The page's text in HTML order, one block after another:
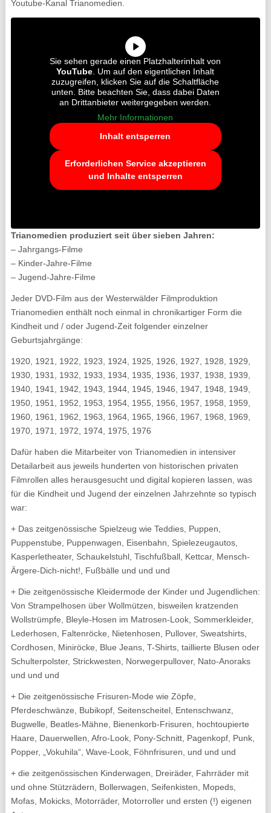
Youtube-Kanal Trianomedien.
Sie sehen gerade einen Platzhalterinhalt von
YouTube. Um auf den eigentlichen Inhalt
zuzugreifen, klicken Sie auf die Schaltfläche
unten. Bitte beachten Sie, dass dabei Daten
an Drittanbieter weitergegeben werden.
Mehr Informationen
Inhalt entsperren
Erforderlichen Service akzeptieren
und Inhalte entsperren
Trianomedien produziert seit über sieben Jahren:
– Jahrgangs-Filme
– Kinder-Jahre-Filme
– Jugend-Jahre-Filme
Jeder DVD-Film aus der Westerwälder Filmproduktion
Trianomedien enthält noch einmal in chronikartiger Form die
Kindheit und / oder Jugend-Zeit folgender einzelner
Geburtsjahrgänge:
1920, 1921, 1922, 1923, 1924, 1925, 1926, 1927, 1928, 1929,
1930, 1931, 1932, 1933, 1934, 1935, 1936, 1937, 1938, 1939,
1940, 1941, 1942, 1943, 1944, 1945, 1946, 1947, 1948, 1949,
1950, 1951, 1952, 1953, 1954, 1955, 1956, 1957, 1958, 1959,
1960, 1961, 1962, 1963, 1964, 1965, 1966, 1967, 1968, 1969,
1970, 1971, 1972, 1974, 1975, 1976
Dafür haben die Mitarbeiter von Trianomedien in intensiver
Detailarbeit aus jeweils hunderten von historischen privaten
Filmrollen alles herausgesucht und digital kopieren lassen, was
für die Kindheit und Jugend der einzelnen Jahrzehnte so typisch
war:
+ Das zeitgenössische Spielzeug wie Teddies, Puppen,
Puppenstube, Puppenwagen, Eisenbahn, Spielezeugautos,
Kasperletheater, Schaukelstuhl, Tischfußball, Kettcar, Mensch-
Ärgere-Dich-nicht!, Fußbälle und und und
+ Die zeitgenössische Kleidermode der Kinder und Jugendlichen:
Von Strampelhosen über Wollmützen, bisweilen kratzenden
Wollstrümpfe, Bleyle-Hosen im Matrosen-Look, Sommerkleider,
Lederhosen, Faltenröcke, Nietenhosen, Pullover, Sweatshirts,
Cordhosen, Miniröcke, Blue Jeans, T-Shirts, taillierte Blusen oder
Schulterpolster, Strickwesten, Norwegerpullover, Nato-Anoraks
und und und
+ Die zeitgenössische Frisuren-Mode wie Zöpfe,
Pferdeschwänze, Bubikopf, Seitenscheitel, Entenschwanz,
Bugwelle, Beatles-Mähne, Bienenkorb-Frisuren, hochtoupierte
Haare, Dauerwellen, Afro-Look, Pony-Schnitt, Pagenkopf, Punk,
Popper, „Vokuhila“, Wave-Look, Föhnfrisuren, und und und
+ die zeitgenössischen Kinderwagen, Dreiräder, Fahrräder mit
und ohne Stützrädern, Bollerwagen, Seifenkisten, Mopeds,
Mofas, Mokicks, Motorräder, Motorroller und ersten (!) eigenen